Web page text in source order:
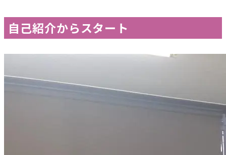
自己紹介からスタート